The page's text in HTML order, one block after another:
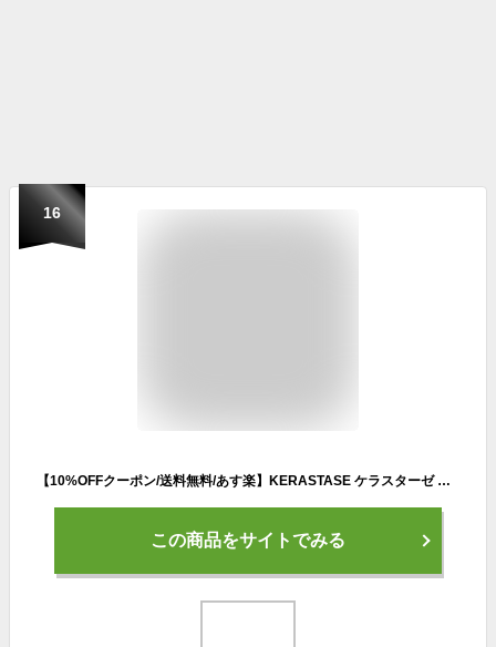
16
【10%OFFクーポン/送料無料/あす楽】KERASTASE ケラスターゼ RE マスク ド フォルス 200g 正規販売店 ダメージ毛 ヘアトリートメント カラー パーマ 高品質 プレゼント おすすめ レジスタンス グリーン 緑 トリートメント 正規品 サロン専売 美容室専売 グリーン
この商品をサイトでみる